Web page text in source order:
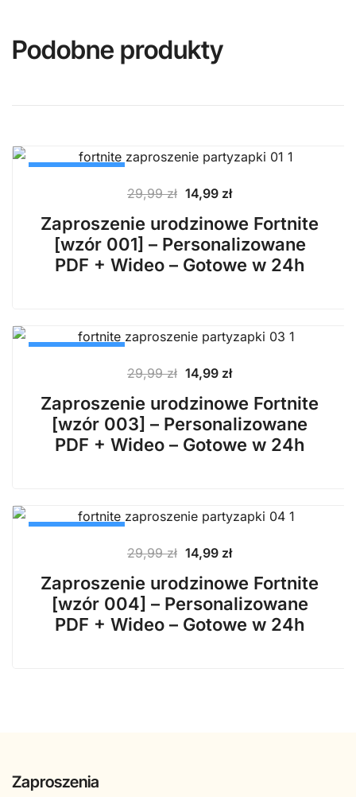
Podobne produkty
29,99zł Pierwotna
cena
wynosiła:
29,99 zł.
14,99 złAktualna
wynosi:
14,99 zł.
Zaproszenie urodzinowe Fortnite
[wzór 001] – Personalizowane
PDF + Wideo – Gotowe w 24h
29,99zł Pierwotna
cena
wynosiła:
29,99 zł.
14,99 złAktualna
wynosi:
14,99 zł.
Zaproszenie urodzinowe Fortnite
[wzór 003] – Personalizowane
PDF + Wideo – Gotowe w 24h
29,99zł Pierwotna
cena
wynosiła:
29,99 zł.
14,99 złAktualna
wynosi:
14,99 zł.
Zaproszenie urodzinowe Fortnite
[wzór 004] – Personalizowane
PDF + Wideo – Gotowe w 24h
Zaproszenia